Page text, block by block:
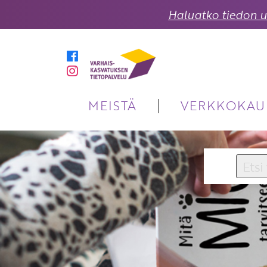
Haluatko tiedon
MEISTÄ